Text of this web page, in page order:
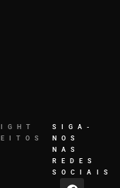
SIGA-
NOS
NAS
REDES
SOCIAIS